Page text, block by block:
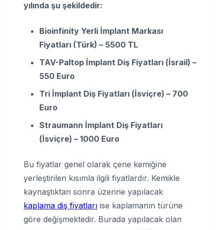
yılında şu şekildedir:
Bioinfinity Yerli İmplant Markası
Fiyatları (Türk) – 5500 TL
TAV-Paltop İmplant Diş Fiyatları (İsrail) –
550 Euro
Tri İmplant Diş Fiyatları (İsviçre) – 700
Euro
Straumann İmplant Diş Fiyatları
(İsviçre) – 1000 Euro
Bu fiyatlar genel olarak çene kemiğine
yerleştirilen kısımla ilgili fiyatlardır. Kemikle
kaynaştıktan sonra üzerine yapılacak
kaplama diş fiyatları ise kaplamanın türüne
göre değişmektedir. Burada yapılacak olan